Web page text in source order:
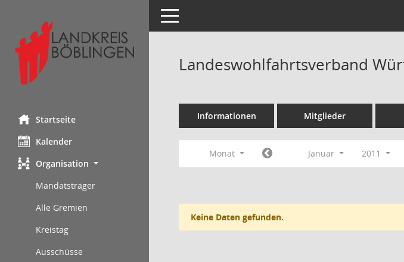
Startseite
Kalender
Organisation
Mandatsträger
Alle Gremien
Kreistag
Ausschüsse
Toggle navigation
Landeswohlfahrtsverband
Informationen Mitglieder
Monat Januar 2011
Keine Daten gefunden.